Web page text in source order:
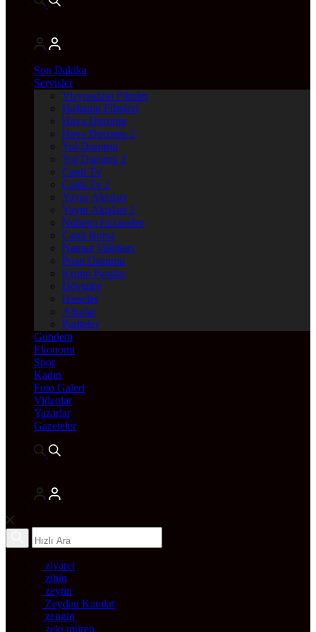
Son Dakika
Servisler
Vizyondaki Filmler
Haftanin Filmleri
Hava Durumu
Hava Durumu 2
Yol Durumu
Yol Durumu 2
Canlı Tv
Canlı Tv 2
Yayın Akışları
Yayın Akışları 2
Nöbetçi Eczaneler
Canlı Borsa
Namaz Vakitleri
Puan Durumu
Kripto Paralar
Dövizler
Hisseler
Altınlar
Pariteler
Gündem
Ekonomi
Spor
Kadın
Foto Galeri
Videolar
Yazarlar
Gazeteler
ziyaret
zihin
zeytin
Zeydan Karalar
zengin
zeki müren